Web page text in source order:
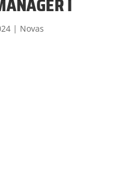
I
| Novas